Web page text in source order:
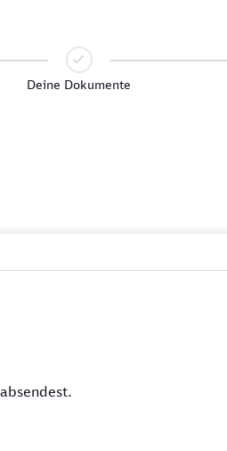
Deine Dokumente